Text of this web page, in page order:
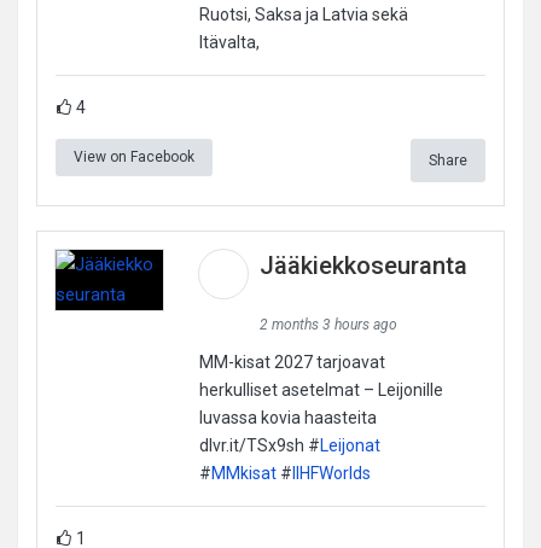
Ruotsi, Saksa ja Latvia sekä
Itävalta,
4
View on Facebook Share
Jääkiekkoseuranta
2 months 3 hours ago
MM-kisat 2027 tarjoavat
herkulliset asetelmat – Leijonille
luvassa kovia haasteita
dlvr.it/TSx9sh #Leijonat
#MMkisat# IIHFWorlds
1